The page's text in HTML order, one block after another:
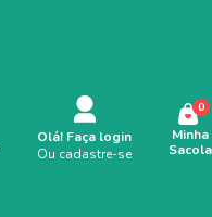
Olá! Faça login
Ou cadastre-se
Minha
Sacola
0